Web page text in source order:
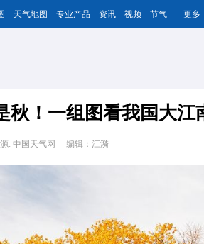
天气地图 专业产品 资讯 视频 节气 更多
秋！一组图看我国大江
: 中国天气网 编辑：江漪